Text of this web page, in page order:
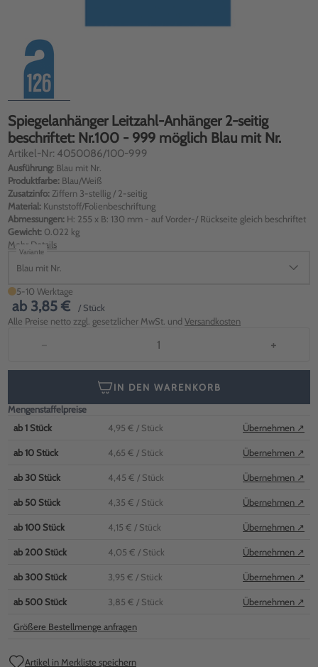
Spiegelanhänger Leitzahl-Anhänger 2-seitig
beschriftet: Nr.100 - 999 möglich Blau mit Nr.
Artikel-Nr: 4050086/100-999
Ausführung: Blau mit Nr.
Produktfarbe: Blau/Weiß
Zusatzinfo: Ziffern 3-stellig / 2-seitig
Material: Kunststoff/Folienbeschriftung
Abmessungen: H: 255 x B: 130 mm - auf Vorder-/ Rückseite gleich beschriftet
Gewicht: 0.022 kg
Mehr Details
Variante
Blau mit Nr.
5-10 Werktage
ab 3,85 €
/ Stück
Alle Preise netto zzgl. gesetzlicher MwSt. und Versandkosten
− +
IN DEN WARENKORB
Mengenstaffelpreise
ab1 Stück 4,95 € / Stück Übernehmen ↗
ab10 Stück 4,65 € / Stück Übernehmen ↗
ab30 Stück 4,45 € / Stück Übernehmen ↗
ab 50 Stück 4,35 € / Stück Übernehmen ↗
ab100 Stück 4,15 € / Stück Übernehmen ↗
ab 200 Stück 4,05 € / Stück Übernehmen ↗
ab300 Stück 3,95 € / Stück Übernehmen ↗
ab 500 Stück 3,85 € / Stück Übernehmen ↗
Größere Bestellmenge anfragen
Artikel in Merkliste speichern